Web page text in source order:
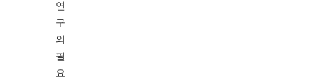
연
구
의
필
요